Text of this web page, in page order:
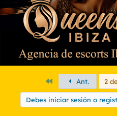
PrimeroAnt. 2
Debes iniciar sesión o